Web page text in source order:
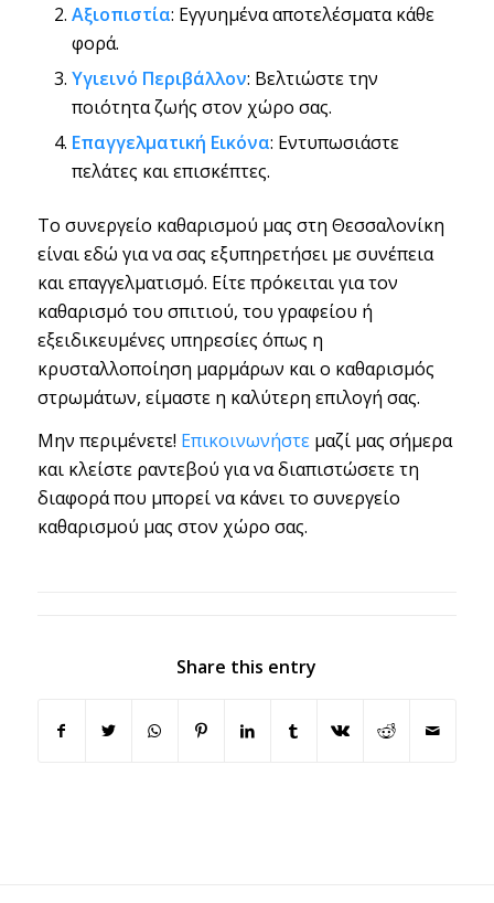
Αξιοπιστία: Εγγυημένα αποτελέσματα κάθε
φορά.
Υγιεινό Περιβάλλον: Βελτιώστε την
ποιότητα ζωής στον χώρο σας.
Επαγγελματική Εικόνα: Εντυπωσιάστε
πελάτες και επισκέπτες.
Το συνεργείο καθαρισμού μας στη Θεσσαλονίκη
είναι εδώ για να σας εξυπηρετήσει με συνέπεια
και επαγγελματισμό. Είτε πρόκειται για τον
καθαρισμό του σπιτιού, του γραφείου ή
εξειδικευμένες υπηρεσίες όπως η
κρυσταλλοποίηση μαρμάρων και ο καθαρισμός
στρωμάτων, είμαστε η καλύτερη επιλογή σας.
Μην περιμένετε! Επικοινωνήστεμαζί μας σήμερα
και κλείστε ραντεβού για να διαπιστώσετε τη
διαφορά που μπορεί να κάνει το συνεργείο
καθαρισμού μας στον χώρο σας.
Share this entry